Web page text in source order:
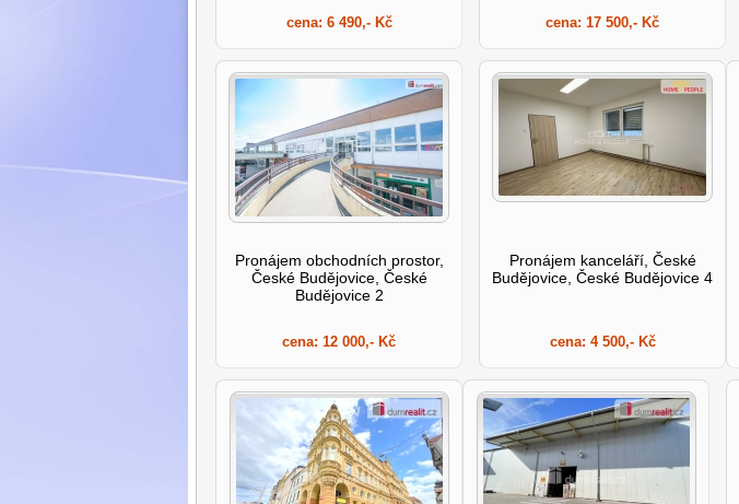
cena: 6 490,- Kč cena: 17 500,- Kč
Pronájem obchodních prostor,
České Budějovice, České
Budějovice 2
cena: 12 000,- Kč
Pronájem kanceláří, České
Budějovice, České Budějovice 4
cena: 4 500,- Kč